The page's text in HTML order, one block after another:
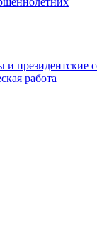
президентские
работа